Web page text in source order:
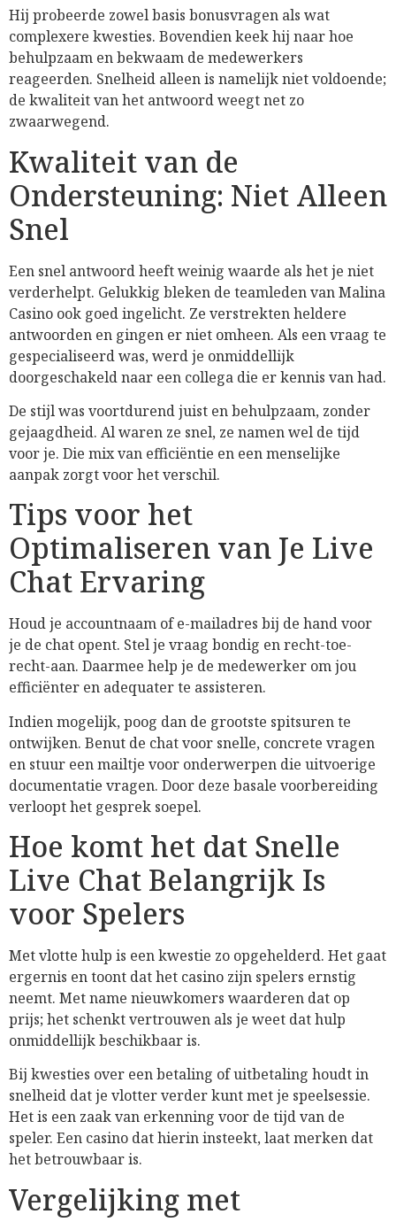
Hij probeerde zowel basis bonusvragen als wat
complexere kwesties. Bovendien keek hij naar hoe
behulpzaam en bekwaam de medewerkers
reageerden. Snelheid alleen is namelijk niet voldoende;
de kwaliteit van het antwoord weegt net zo
zwaarwegend.
Kwaliteit van de
Ondersteuning: Niet Alleen
Snel
Een snel antwoord heeft weinig waarde als het je niet
verderhelpt. Gelukkig bleken de teamleden van Malina
Casino ook goed ingelicht. Ze verstrekten heldere
antwoorden en gingen er niet omheen. Als een vraag te
gespecialiseerd was, werd je onmiddellijk
doorgeschakeld naar een collega die er kennis van had.
De stijl was voortdurend juist en behulpzaam, zonder
gejaagdheid. Al waren ze snel, ze namen wel de tijd
voor je. Die mix van efficiëntie en een menselijke
aanpak zorgt voor het verschil.
Tips voor het
Optimaliseren van Je Live
Chat Ervaring
Houd je accountnaam of e-mailadres bij de hand voor
je de chat opent. Stel je vraag bondig en recht-toe-
recht-aan. Daarmee help je de medewerker om jou
efficiënter en adequater te assisteren.
Indien mogelijk, poog dan de grootste spitsuren te
ontwijken. Benut de chat voor snelle, concrete vragen
en stuur een mailtje voor onderwerpen die uitvoerige
documentatie vragen. Door deze basale voorbereiding
verloopt het gesprek soepel.
Hoe komt het dat Snelle
Live Chat Belangrijk Is
voor Spelers
Met vlotte hulp is een kwestie zo opgehelderd. Het gaat
ergernis en toont dat het casino zijn spelers ernstig
neemt. Met name nieuwkomers waarderen dat op
prijs; het schenkt vertrouwen als je weet dat hulp
onmiddellijk beschikbaar is.
Bij kwesties over een betaling of uitbetaling houdt in
snelheid dat je vlotter verder kunt met je speelsessie.
Het is een zaak van erkenning voor de tijd van de
speler. Een casino dat hierin insteekt, laat merken dat
het betrouwbaar is.
Vergelijking met